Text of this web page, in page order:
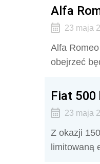
Alfa
23 maja
Alfa
obejrzeć
Fiat 500
23 maja
Z okazji
limitowaną